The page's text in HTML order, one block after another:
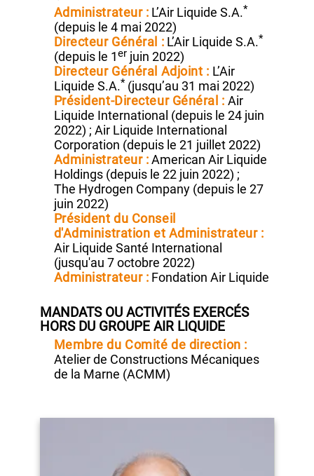
L’EXERCICE 2022
FONCTIONS AU SEIN DU GROUPE AIR
LIQUIDE
Administrateur : L’Air Liquide S.A.
(depuis le 4 mai 2022)
Directeur Général : L’Air Liquide S.A.
(depuis le 1erjuin 2022)
Directeur GénéralAdjoint :L’Air
Liquide S.A.*(jusqu’au 31 mai 2022)
Président‑DirecteurGénéral :Air
Liquide International (depuis le 24 juin
2022) ;Air LiquideInternational
Corporation (depuis le 21 juillet 2022)
Administrateur :
American Air Liquide
Holdings (depuis le 22 juin 2022) ;
The Hydrogen Company(depuis le 27
juin 2022)
Président du Conseil
d'Administration etAdministrateur :
(jusqu'au 7 octobre 2022)
Administrateur :Fondation Air Liquide
MANDATS OU ACTIVITÉS EXERCÉS
HORS DU GROUPE AIR LIQUIDE